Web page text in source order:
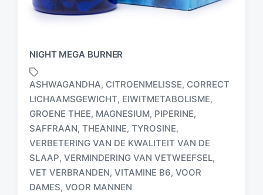
NIGHT MEGA BURNER
e
t
a
g
ASHWAGANDHA, CITROENMELISSE, CORRECT
LICHAAMSGEWICHT, EIWITMETABOLISME,
GROENE THEE, MAGNESIUM, PIPERINE,
SAFFRAAN, THEANINE, TYROSINE,
VERBETERING VAN DE KWALITEIT VAN DE
SLAAP, VERMINDERING VAN VETWEEFSEL,
VET VERBRANDEN, VITAMINE B6, VOOR
DAMES, VOOR MANNEN